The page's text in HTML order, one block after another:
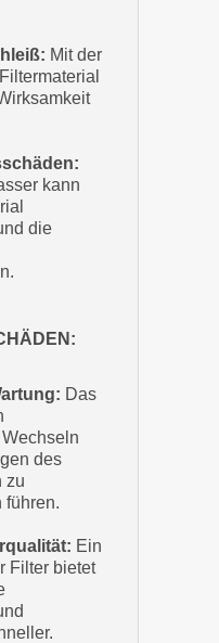
Mit der
kann
die
Das
des
zu
führen.
Ein
Filter bietet